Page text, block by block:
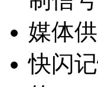
媒体
快闪